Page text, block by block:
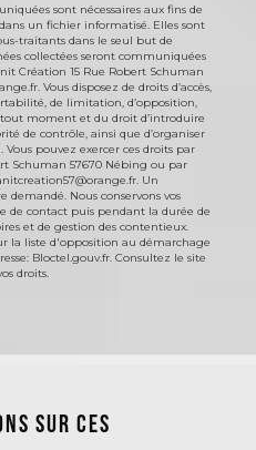
sont nécessaires aux fins de
un fichier informatisé. Elles sont
traitants dans le seul but de
collectées seront communiquées
Création 15 Rue Robert Schuman
Vous disposez de droits d’accès,
de limitation, d’opposition,
moment et du droit d’introduire
de contrôle, ainsi que d’organiser
pouvez exercer ces droits par
Schuman 57670 Nébing ou par
Un
Nous conservons vos
de contact puis pendant la durée de
et de gestion des contentieux.
la liste d'opposition au démarchage
Bloctel.gouv.fr. Consultez le site
droits.
sur ces